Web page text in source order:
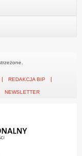
REDAKCJA BIP
NEWSLETTER